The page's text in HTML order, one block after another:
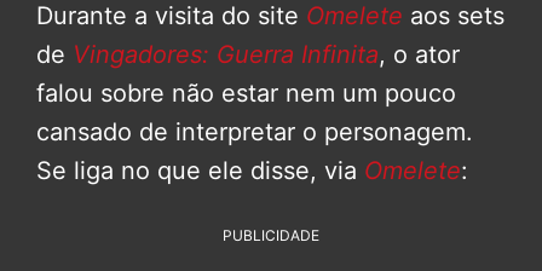
Durante a visita do site Omelete aos sets
de Vingadores: Guerra Infinita, o ator
falou sobre não estar nem um pouco
cansado de interpretar o personagem.
Se liga no que ele disse, via Omelete:
PUBLICIDADE